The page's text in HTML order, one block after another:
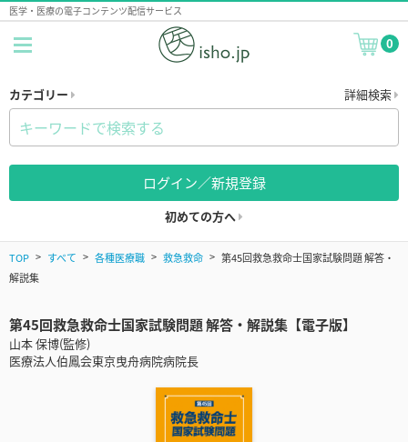
医学・医療の電子コンテンツ配信サービス
0
カテゴリー 詳細検索
ログイン／新規登録
初めての方へ
TOP すべて 各種医療職 救急救命
第45回救急救命士国家試験問題 解答・
解説集
第45回救急救命士国家試験問題 解答・解説集【電子版】
山本 保博(監修)
医療法人伯鳳会東京曳舟病院病院長